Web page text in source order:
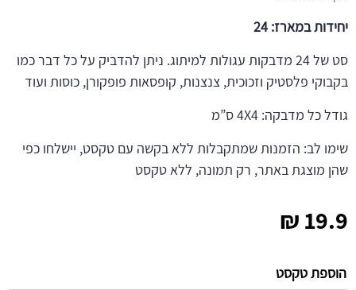
19.9
₪
הוספת טקסט
יחידות במארז: 24
סט של 24 מדבקות עגולות למיתוג. ניתן להדביק על כל דבר כמו
בקבוקי פלסטיק וזכוכית, צנצנות, קופסאות פופקורן, כוסות ועוד
גודל כל מדבקה: 4X4 ס”מ
שימו לב: הזמנות שמתקבלות ללא בקשה עם טקסט, יישלחו כפי
שהן מוצגת באתר, רק תמונה, ללא טקסט